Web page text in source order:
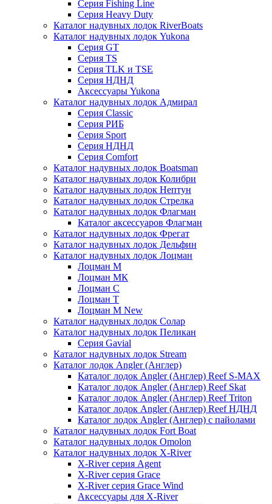
Серия Fishing Line
Серия Heavy Duty
Каталог надувных лодок RiverBoats
Каталог надувных лодок Yukona
Серия GT
Серия TS
Серия TLK и TSE
Серия НДНД
Аксессуары Yukona
Каталог надувных лодок Адмирал
Серия Classic
Серия РИБ
Серия Sport
Серия НДНД
Серия Comfort
Каталог надувных лодок Boatsman
Каталог надувных лодок Колибри
Каталог надувных лодок Нептун
Каталог надувных лодок Стрелка
Каталог надувных лодок Флагман
Каталог аксессуаров Флагман
Каталог надувных лодок Фрегат
Каталог надувных лодок Дельфин
Каталог надувных лодок Лоцман
Лоцман М
Лоцман МК
Лоцман С
Лоцман Т
Лоцман М New
Каталог надувных лодок Солар
Каталог надувных лодок Пеликан
Серия Gavial
Каталог надувных лодок Stream
Каталог лодок Angler (Англер)
Каталог лодок Angler (Англер) Reef S-MAX
Каталог лодок Angler (Англер) Reef Skat
Каталог лодок Angler (Англер) Reef Triton
Каталог лодок Angler (Англер) Reef НДНД
Каталог лодок Angler (Англер) с пайолами
Каталог надувных лодок Fort Boat
Каталог надувных лодок Omolon
Каталог надувных лодок X-River
X-River серия Agent
X-River серия Grace
X-River серия Grace Wind
Аксессуары для X-River